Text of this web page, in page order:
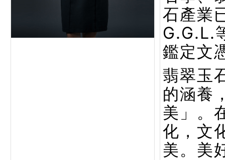
石產業
G.G.L.
鑑定文
翡翠玉
的涵養
美」。
化，文
美。美